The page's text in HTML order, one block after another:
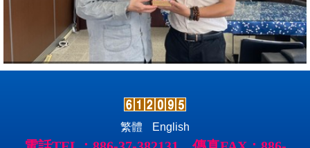
115年6月3日客語專家徐建芳老師到院討論。
繁體 English